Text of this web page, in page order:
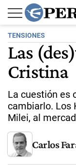
TENSIONES
Las
Cristina
La cuestión es
cambiarlo. Los
Milei, al
Carlos